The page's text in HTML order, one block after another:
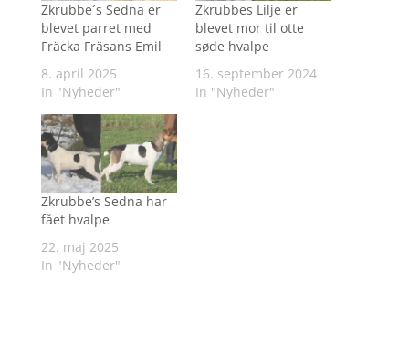
Zkrubbe´s Sedna er
blevet parret med
Fräcka Fräsans Emil
8. april 2025
In "Nyheder"
Zkrubbes Lilje er
blevet mor til otte
søde hvalpe
16. september 2024
In "Nyheder"
Zkrubbe’s Sedna har
fået hvalpe
22. maj 2025
In "Nyheder"